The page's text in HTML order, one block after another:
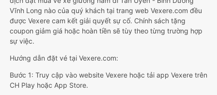
Vĩnh Long nào của quý khách tại trang web Vexere.com đều
được Vexere cam kết giải quyết sự cố. Chính sách tặng
coupon giảm giá hoặc hoàn tiền sẽ tùy theo từng trường hợp
sự việc.
Hướng dẫn đặt vé tại Vexere.com:
Bước 1: Truy cập vào website Vexere hoặc tải app Vexere trên
CH Play hoặc App Store.